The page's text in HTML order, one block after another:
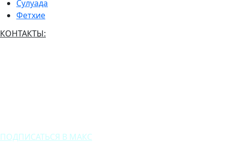
Сулуада
Фетхие
КОНТАКТЫ:
ПОДПИСАТЬСЯ В МАКС